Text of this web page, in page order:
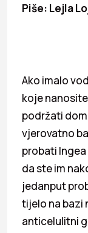
Piše: Lejla
Ako imalo
koje
podržati
vjerovatno
probati
da ste im
jedanput
tijelo na bazi
anticelulitni